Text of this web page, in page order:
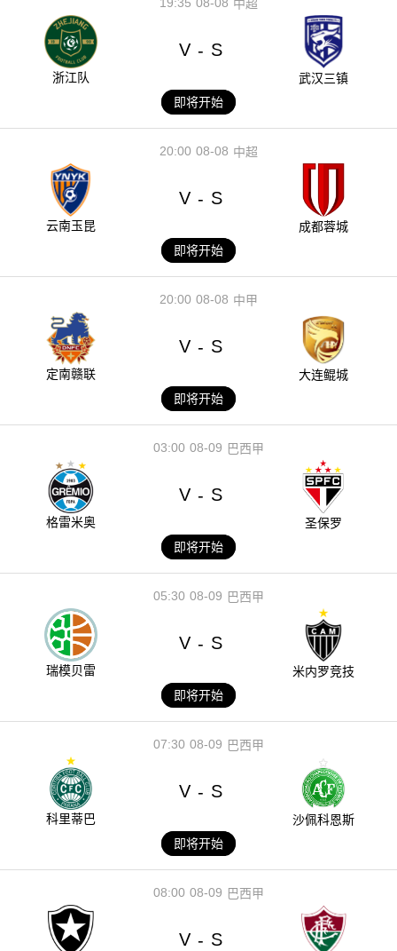
中超
浙江队
V - S
武汉三镇
即将开始
08-08
20:00 中超
云南玉昆
V - S
成都蓉城
即将开始
08-08
20:00 中甲
定南赣联
V - S
大连鲲城
即将开始
08-09
03:00 巴西甲
格雷米奥
V - S
圣保罗
即将开始
08-09
05:30 巴西甲
瑞模贝雷
V - S
米内罗竞技
即将开始
08-09
07:30 巴西甲
科里蒂巴
V - S
沙佩科恩斯
即将开始
08-09
08:00 巴西甲
V - S